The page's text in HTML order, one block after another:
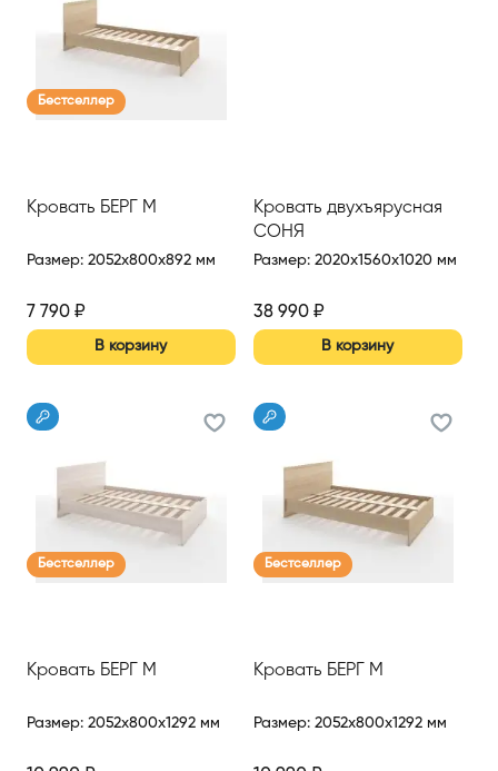
Бестселлер
Кровать БЕРГ М
Размер: 2052x800x892 мм
7 790 ₽
В корзину
Кровать двухъярусная
СОНЯ
Размер: 2020x1560x1020 мм
38 990₽
В корзину
Бестселлер
Кровать БЕРГ М
Размер: 2052x800x1292 мм
Бестселлер
Кровать БЕРГ М
Размер: 2052x800x1292 мм